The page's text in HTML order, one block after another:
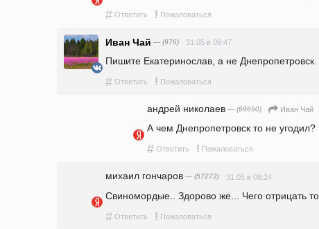
# Ответить ! Пожаловаться
Иван Чай — (976) 31.05 в 09:47
Пишите Екатеринослав, а не Днепропетровск.
# Ответить ! Пожаловаться
андpeй николаев — (69690) Иван Чай
А чем Днепропетровск то не угодил?
# Ответить ! Пожаловаться
михаил гончаров — (57273) 31.05 в 09:24
Свиномордые.. Здорово же... Чего отрицать то..
# Ответить ! Пожаловаться